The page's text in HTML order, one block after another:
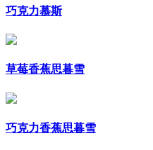
巧克力慕斯
草莓香蕉思暮雪
巧克力香蕉思暮雪